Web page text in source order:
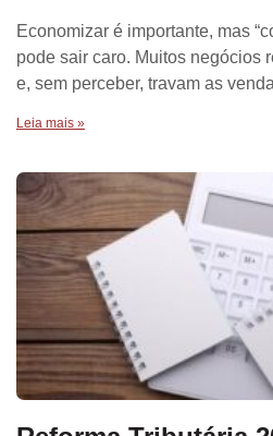
Economizar é importante, mas
pode sair caro. Muitos negócios
e, sem perceber, travam as
Leia mais »